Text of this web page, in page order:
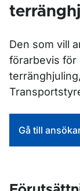
Den som vill
förarbevis för
Gå till